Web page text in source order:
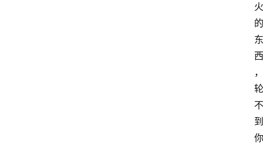
火
的
东
西
，
轮
不
到
你